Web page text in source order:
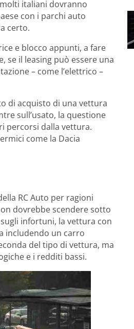
italiani dovranno
con i parchi auto
certo.
e blocco appunti, a fare
se il leasing può essere una
– come l’elettrico –
di acquisto di una vettura
sull’usato, la questione
percorsi dalla vettura.
come la Dacia
RC Auto per ragioni
dovrebbe scendere sotto
infortuni, la vettura con
includendo un carro
del tipo di vettura, ma
e i redditi bassi.